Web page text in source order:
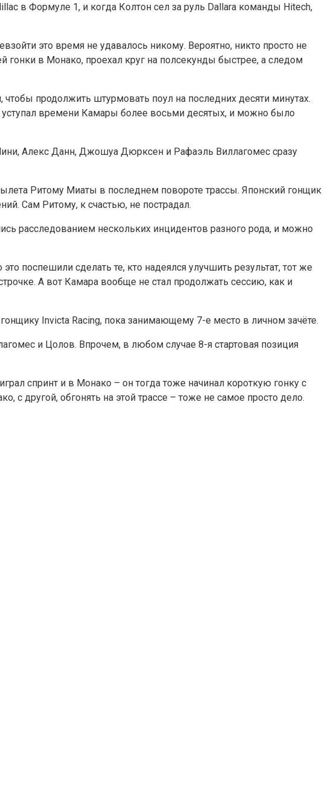
в Формуле 1, и когда Колтон сел за руль Dallara команды Hitech,
это время не удавалось никому. Вероятно, никто просто не
гонки в Монако, проехал круг на полсекунды быстрее, а следом
продолжить штурмовать поул на последних десяти минутах.
уступал времени Камары более восьми десятых, и можно было
Алекс Данн, Джошуа Дюрксен и Рафаэль Виллагомес сразу
Ритому Миаты в последнем повороте трассы. Японский гонщик
Сам Ритому, к счастью, не пострадал.
расследованием нескольких инцидентов разного рода, и можно
поспешили сделать те, кто надеялся улучшить результат, тот же
А вот Камара вообще не стал продолжать сессию, как и
Invicta Racing, пока занимающему 7-е место в личном зачёте.
и Цолов. Впрочем, в любом случае 8-я стартовая позиция
спринт и в Монако – он тогда тоже начинал короткую гонку с
с другой, обгонять на этой трассе – тоже не самое просто дело.